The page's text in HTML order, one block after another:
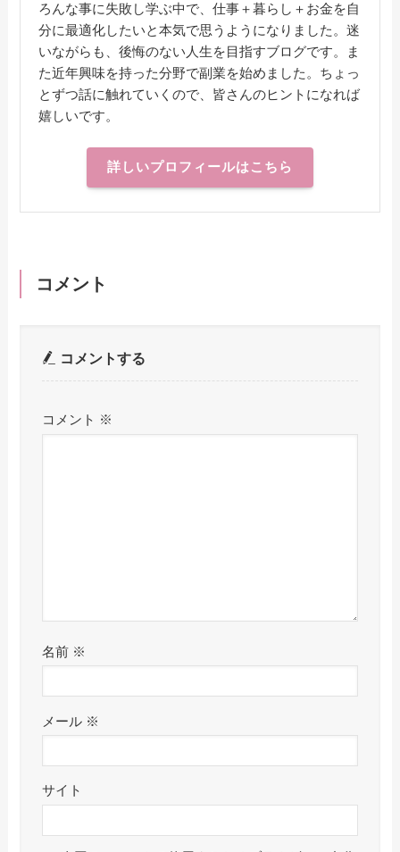
ろんな事に失敗し学ぶ中で、仕事＋暮らし＋お金を自
分に最適化したいと本気で思うようになりました。迷
いながらも、後悔のない人生を目指すブログです。ま
た近年興味を持った分野で副業を始めました。ちょっ
とずつ話に触れていくので、皆さんのヒントになれば
嬉しいです。
詳しいプロフィールはこちら
コメント
コメントする
コメント ※
名前 ※
メール ※
サイト